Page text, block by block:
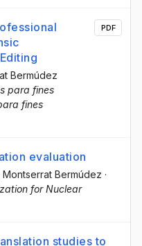
Bermúdez
para fines
fines
PDF
evaluation
Montserrat Bermúdez ·
for Nuclear
studies to